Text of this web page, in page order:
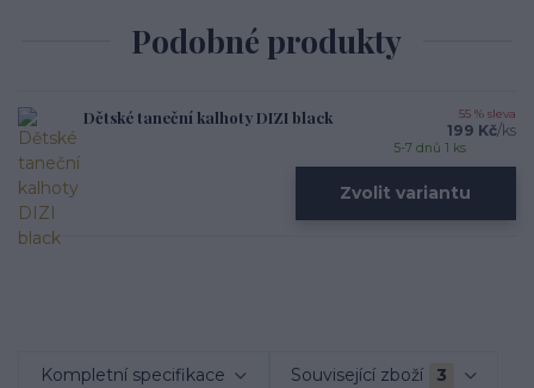
Podobné produkty
Dětské taneční kalhoty DIZI black 55 % sleva
199 Kč/ks
5-7 dnů 1 ks
Zvolit variantu
Kompletní specifikace Související zboží 3